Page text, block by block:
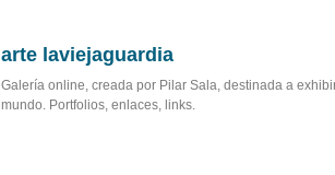
arte laviejaguardia
Galería online, creada por Pilar Sala, destinada a
mundo. Portfolios, enlaces, links.